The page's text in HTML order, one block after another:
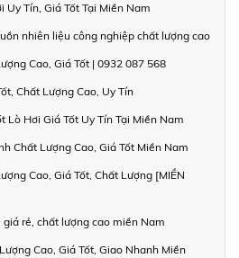
Tín, Giá Tốt Tại Miền Nam
nhiên liệu công nghiệp chất lượng cao
Cao, Giá Tốt | 0932 087 568
Chất Lượng Cao, Uy Tín
Lò Hơi Giá Tốt Uy Tín Tại Miền Nam
Chất Lượng Cao, Giá Tốt Miền Nam
Cao, Giá Tốt, Chất Lượng [MIỀN
rẻ, chất lượng cao miền Nam
Cao, Giá Tốt, Giao Nhanh Miền